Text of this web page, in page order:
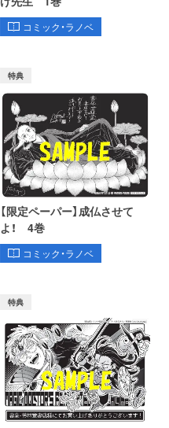
コミック・ラノベ
特典
【限定ペーパー】成仏させて
よ！ 4巻
コミック・ラノベ
特典